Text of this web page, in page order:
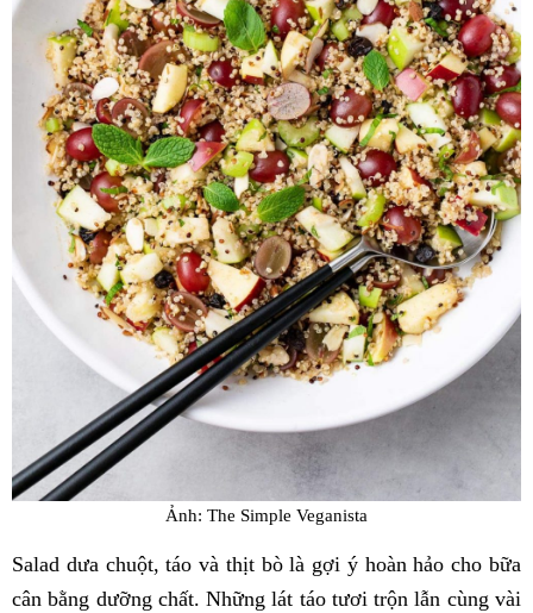
Ảnh: The Simple Veganista
Salad dưa chuột, táo và thịt bò là gợi ý hoàn hảo cho bữa
cân bằng dưỡng chất. Những lát táo tươi trộn lẫn cùng vài